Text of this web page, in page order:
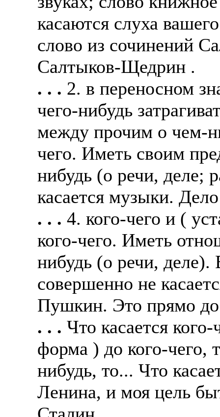
касаются слуха
слово из сочинений
Салтыков-Щедрин .
. . . 2. в переносном
чего-нибудь
между прочим о чем-
чего. Иметь своим
нибудь (о речи, деле;
касается музыки.
. . . 4. кого-чего и (
кого-чего. Иметь
нибудь (о речи, деле).
совершенно не
Пушкин. Это прямо до
. . . Что касается
форма ) до кого-чего,
нибудь, то... Что
Ленина, и моя цель